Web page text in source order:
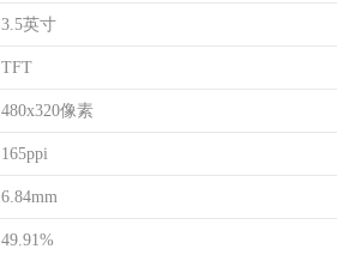
3.5英寸
TFT
480x320像素
165ppi
6.84mm
49.91%